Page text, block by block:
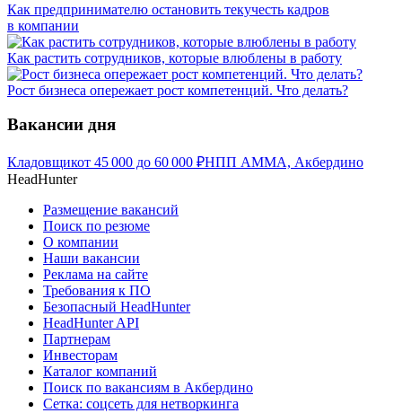
Как предпринимателю остановить текучесть кадров
в компании
Как растить сотрудников, которые влюблены в работу
Рост бизнеса опережает рост компетенций. Что делать?
Вакансии дня
Кладовщикот 45 000 до 60 000 ₽НПП АММА, Акбердино
HeadHunter
Размещение вакансий
Поиск по резюме
О компании
Наши вакансии
Реклама на сайте
Требования к ПО
Безопасный HeadHunter
HeadHunter API
Партнерам
Инвесторам
Каталог компаний
Поиск по вакансиям в Акбердино
Сетка: соцсеть для нетворкинга